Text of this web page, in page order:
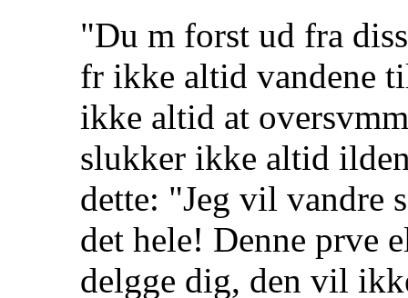
"Du m forst ud fra
fr ikke altid vandene
ikke altid at
slukker ikke altid
dette: "Jeg vil vandre
det hele! Denne prve
delgge dig, den vil